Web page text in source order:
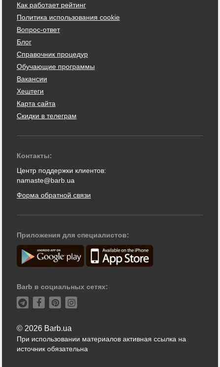
Как работает рейтинг
Политика использования cookie
Вопрос-ответ
Блог
Справочник процедур
Обучающие программы
Вакансии
Хештеги
Карта сайта
Скидки в телеграм
Контакты:
Центр поддержки клиентов:
namaste@barb.ua
Форма обратной связи
Приложения для специалистов:
Barb в социальных сетях:
© 2026 Barb.ua
При использовании материалов активная ссылка на
источник обязательна